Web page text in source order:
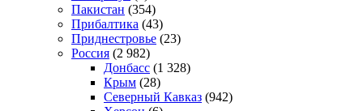
Пакистан (354)
Прибалтика (43)
Приднестровье (23)
Россия (2 982)
Донбасс (1 328)
Крым (28)
Северный Кавказ (942)